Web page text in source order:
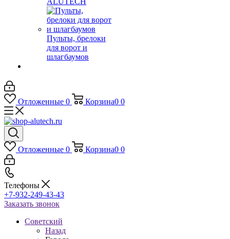
Пульты, брелоки
для ворот и
шлагбаумов
Отложенные 0 Корзина0 0
Отложенные 0 Корзина0 0
Телефоны
+7-932-249-43-43
Заказать звонок
Советский
Назад